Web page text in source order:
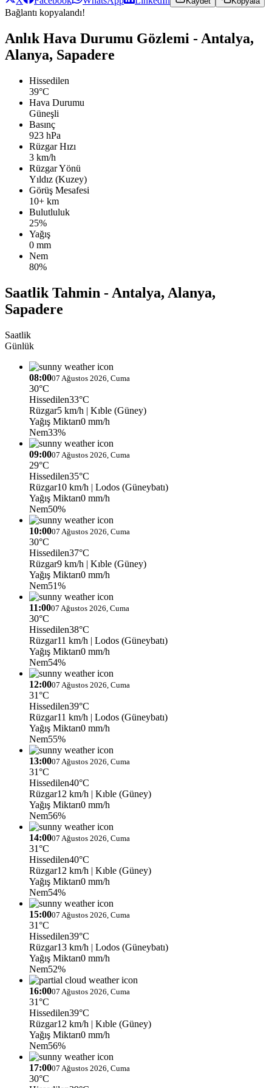
Bağlantı kopyalandı!
Anlık Hava Durumu Gözlemi - Antalya,
Alanya, Sapadere
Hissedilen
39°C
Hava Durumu
Güneşli
Basınç
923 hPa
Rüzgar Hızı
3 km/h
Rüzgar Yönü
Yıldız (Kuzey)
Görüş Mesafesi
10+ km
Bulutluluk
25%
Yağış
0 mm
Nem
80%
Saatlik Tahmin - Antalya, Alanya,
Sapadere
Saatlik
Günlük
08:0007 Ağustos 2026, Cuma
30°C
Hissedilen33°C
Rüzgar5 km/h | Kıble (Güney)
Yağış Miktarı0 mm/h
Nem33%
09:0007 Ağustos 2026, Cuma
29°C
Hissedilen35°C
Rüzgar10 km/h | Lodos (Güneybatı)
Yağış Miktarı0 mm/h
Nem50%
10:0007 Ağustos 2026, Cuma
30°C
Hissedilen37°C
Rüzgar9 km/h | Kıble (Güney)
Yağış Miktarı0 mm/h
Nem51%
11:0007 Ağustos 2026, Cuma
30°C
Hissedilen38°C
Rüzgar11 km/h | Lodos (Güneybatı)
Yağış Miktarı0 mm/h
Nem54%
12:0007 Ağustos 2026, Cuma
31°C
Hissedilen39°C
Rüzgar11 km/h | Lodos (Güneybatı)
Yağış Miktarı0 mm/h
Nem55%
13:0007 Ağustos 2026, Cuma
31°C
Hissedilen40°C
Rüzgar12 km/h | Kıble (Güney)
Yağış Miktarı0 mm/h
Nem56%
14:0007 Ağustos 2026, Cuma
31°C
Hissedilen40°C
Rüzgar12 km/h | Kıble (Güney)
Yağış Miktarı0 mm/h
Nem54%
15:0007 Ağustos 2026, Cuma
31°C
Hissedilen39°C
Rüzgar13 km/h | Lodos (Güneybatı)
Yağış Miktarı0 mm/h
Nem52%
16:0007 Ağustos 2026, Cuma
31°C
Hissedilen39°C
Rüzgar12 km/h | Kıble (Güney)
Yağış Miktarı0 mm/h
Nem56%
17:0007 Ağustos 2026, Cuma
30°C